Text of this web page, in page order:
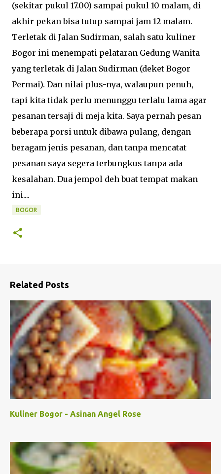
(sekitar pukul 17.00) sampai pukul 10 malam, di
akhir pekan bisa tutup sampai jam 12 malam.
Terletak di Jalan Sudirman, salah satu kuliner
Bogor ini menempati pelataran Gedung Wanita
yang terletak di Jalan Sudirman (deket Bogor
Permai). Dan nilai plus-nya, walaupun penuh,
tapi kita tidak perlu menunggu terlalu lama agar
pesanan tersaji di meja kita. Saya pernah pesan
beberapa porsi untuk dibawa pulang, dengan
beragam jenis pesanan, dan tanpa mencatat
pesanan saya segera terbungkus tanpa ada
kesalahan. Dua jempol deh buat tempat makan
ini....
BOGOR
Related Posts
Kuliner Bogor - Asinan Angel Rose